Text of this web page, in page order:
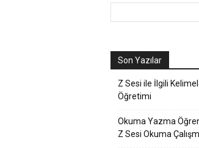
Son Yazılar
Z Sesi ile İlgili
Öğretimi
Okuma Yazma
Z Sesi Okuma